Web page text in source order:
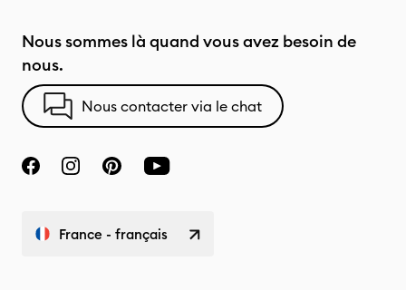
Nous sommes là quand vous avez besoin de
nous.
Nous contacter via le chat
France - français